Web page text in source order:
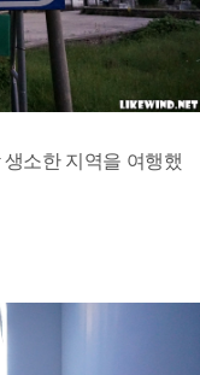
소한 지역을 여행했